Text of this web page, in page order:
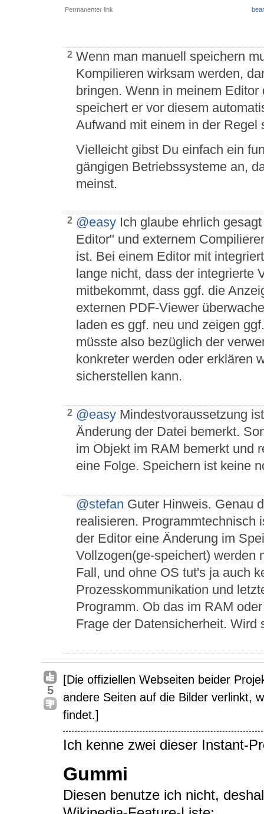
Permanenter link
2 Wenn man manuell speichern
Kompilieren wirksam werden,
bringen. Wenn in meinem
speichert er vor diesem
Aufwand mit einem in der Regel
Vielleicht gibst Du einfach ein
gängigen Betriebssysteme an,
meinst.
2 @easy Ich glaube ehrlich
Editor" und externem
ist. Bei einem Editor mit
lange nicht, dass der integrierte
mitbekommt, dass ggf. die
externen PDF-Viewer
laden es ggf. neu und zeigen
müsste also bezüglich der
konkreter werden oder erklären
sicherstellen kann.
2 @easy Mindestvoraussetzung
Änderung der Datei bemerkt.
im Objekt im RAM bemerkt und
eine Folge. Speichern ist keine
@stefan Guter Hinweis. Genau
realisieren. Programmtechnisch
der Editor eine Änderung im
Vollzogen(ge-speichert) werden
Fall, und ohne OS tut's ja auch
Prozesskommunikation und
Programm. Ob das im RAM
Frage der Datensicherheit. Wird
5
[Die offiziellen Webseiten beider
andere Seiten auf die Bilder verlinkt,
findet.]
Ich kenne zwei dieser Instant-
Gummi
Diesen benutze ich nicht,